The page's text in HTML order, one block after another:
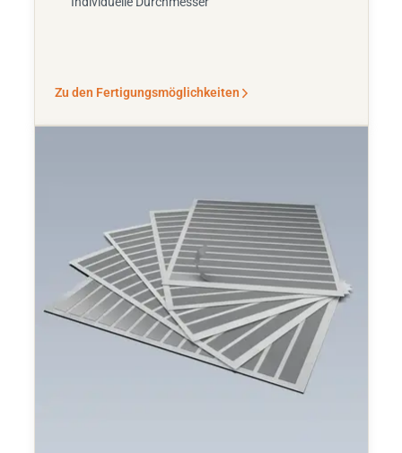
Zu den Fertigungsmöglichkeiten